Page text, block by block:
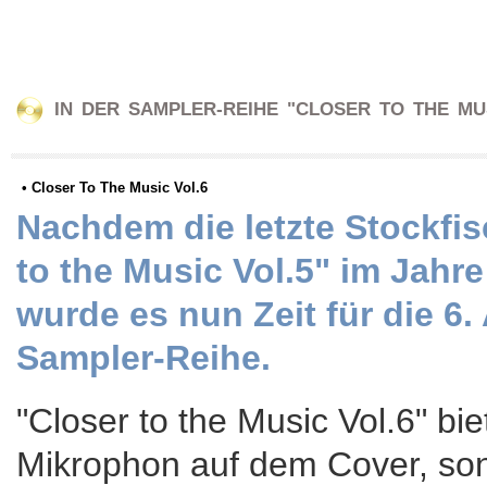
IN DER SAMPLER-REIHE "CLOSER TO THE
• Closer To The Music Vol.6
Nachdem die letzte
to the Music Vol.5" im
wurde es nun Zeit für die
Sampler-Reihe.
"Closer to the Music Vol.6"
Mikrophon auf dem Cover,